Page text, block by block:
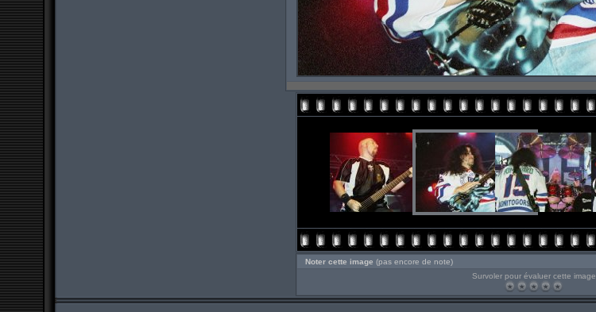
Noter cette image (pas encore de note)
Survoler pour évaluer cette image